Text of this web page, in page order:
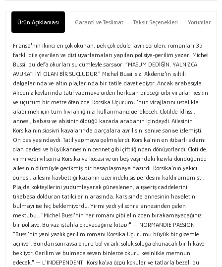
Ürün Açıklaması Garanti ve Teslimat Taksit Seçenekleri Yorumlar
Fransa'nın ikinci en çok okunan, pek çok ödüle layık görülen, romanları 35
farklı dile çevrilen ve dizi uyarlamaları yapılan polisiye-gerilim yazarı Michel
Bussi, bu defa okurları şu cümleyle sarsıyor: “MASUM DEDİĞİN, YALNIZCA
AVUKATI İYİ OLAN BİR SUÇLUDUR.” Michel Bussi, sizi Akdeniz'in ışıltılı
dalgalarında ve altın plajlarında bir tatile davet ediyor. Ancak arabasıyla
Akdeniz koylarında tatil yapmaya giden herkesin bileceği gibi virajlar keskin
ve uçurum bir metre ötenizde. Korsika Uçurumu'nun virajlarını ustalıkla
alabilmek için tüm kıvraklığınızı kullanmanız gerekecek. Clotilde İdrissi,
annesi, babası ve abisinin öldüğü kazada arabanın içindeydi. Ailesinin
Korsika'nın sipsivri kayalarında parçalara ayrılışını saniye saniye izlemişti.
On beş yaşındaydı. Tatil yapmaya gelmişlerdi. Korsika'nın en itibarlı adamı
olan dedesi ve büyükannesinin cennet gibi çiftliğinden dönüyorlardı. Clotilde,
yirmi yedi yıl sonra Korsika'ya kocası ve on beş yaşındaki kızıyla döndüğünde
ailesinin ölümüyle gecikmiş bir hesaplaşmaya hazırdı. Korsika'nın yakıcı
güneşi, ailesini kaybettiği kazanın üzerindeki sis perdesini kaldıramamıştı.
Plajda kokteyllerini yudumlayarak güneşlenen, alışveriş caddelerini
tıkabasa dolduran tatilcilerin arasında, karşısında annesinin hayaletini
bulmayı ise hiç beklemiyordu. Yirmi yedi yıl sonra annesinden gelen
mektubu... "Michel Bussi'nin her romanı gibi elinizden bırakamayacağınız
bir polisiye. Bu yaz iştahla okuyacağınız kitap!" — NORMANDIE PASSION
"Bussi'nin yeni yazlık gerilim romanı Korsika Uçurumu büyük bir gizemle
açılıyor. Bundan sonraysa okuru bol virajlı, soluk soluğa okunacak bir hikâye
bekliyor. Gerilim ve bulmaca seven binlerce okuru kesinlikle memnun
edecek." — L'INDEPENDENT "Korsika'ya özgü kokular ve tatlarla bezeli bu